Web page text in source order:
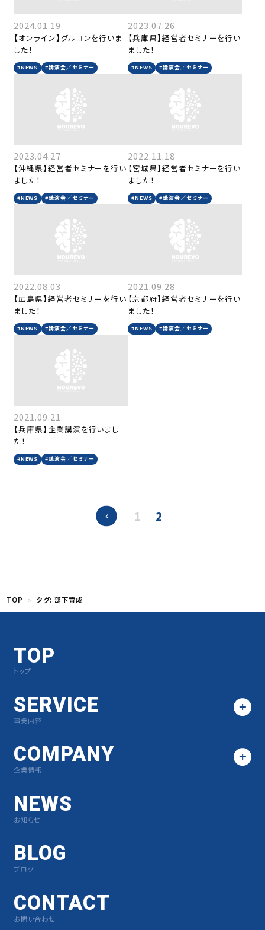
2024.01.19
【オンライン】グルコンを行いま
した！
#NEWS #講演会／セミナー
2023.07.26
【兵庫県】経営者セミナーを行い
ました！
#NEWS #講演会／セミナー
2023.04.27
【沖縄県】経営者セミナーを行い
ました！
#NEWS #講演会／セミナー
2022.11.18
【宮城県】経営者セミナーを行い
ました！
#NEWS #講演会／セミナー
2022.08.03
【広島県】経営者セミナーを行い
ました！
#NEWS #講演会／セミナー
2021.09.28
【京都府】経営者セミナーを行い
ました！
#NEWS #講演会／セミナー
2021.09.21
【兵庫県】企業講演を行いまし
た！
#NEWS #講演会／セミナー
1 2
TOP タグ:部下育成
TOP
トップ
SERVICE
事業内容
COMPANY
企業情報
NEWS
お知らせ
BLOG
ブログ
CONTACT
お問い合わせ